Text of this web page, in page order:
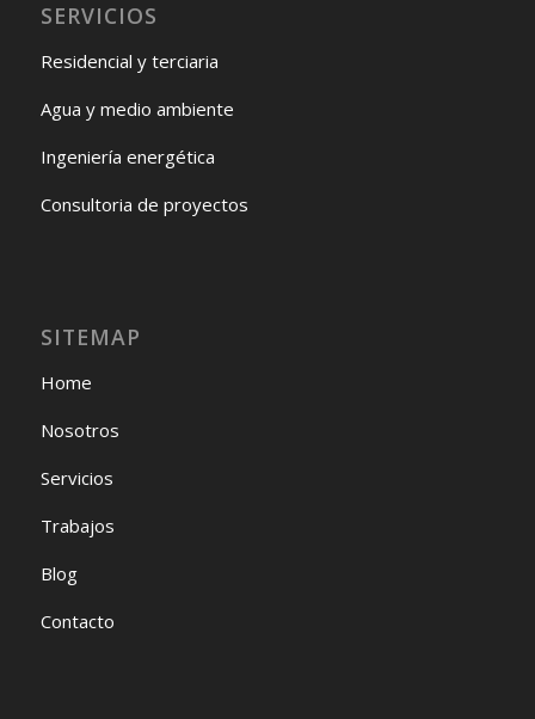
SERVICIOS
Residencial y terciaria
Agua y medio ambiente
Ingeniería energética
Consultoria de proyectos
SITEMAP
Home
Nosotros
Servicios
Trabajos
Blog
Contacto